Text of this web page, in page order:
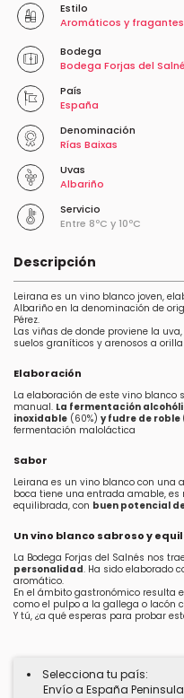
Estilo
Aromáticos y fragantes
Bodega
Bodega Forjas del
País
España
Denominación
Rías Baixas
Uvas
Albariño
Servicio
Entre 8ºC y 10ºC
Descripción
Leirana es un vino blanco joven,
Albariño en la denominación de
Pérez.
Las viñas de donde proviene la
suelos graníticos y arenosos a
Elaboración
La elaboración de este vino blanco
manual. La fermentación
inoxidable (60%) y fudre de roble
fermentación maloláctica
Sabor
Leirana es un vino blanco con una
boca tiene una entrada amable,
equilibrada, con buen potencial
Un vino blanco sabroso y
La Bodega Forjas del Salnés nos
personalidad. Ha sido elaborado
aromático.
En el ámbito gastronómico resulta
como el pulpo a la gallega o lacón
Y tú, ¿a qué esperas para probar
Selecciona tu país:
Envío a España